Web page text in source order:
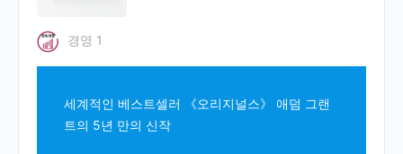
경영 1
세계적인 베스트셀러 《오리지널스》 애덤 그랜
트의 5년 만의 신작